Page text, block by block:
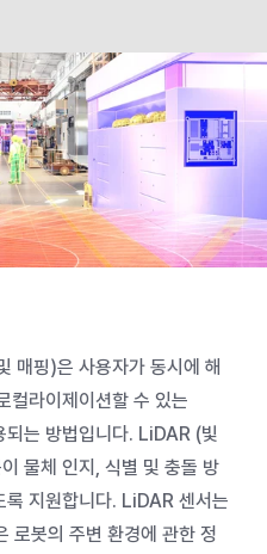
매핑)은 사용자가 동시에 해
컬라이제이션할 수 있는
는 방법입니다. LiDAR (빛
물체 인지, 식별 및 충돌 방
지원합니다. LiDAR 센서는
로봇의 주변 환경에 관한 정